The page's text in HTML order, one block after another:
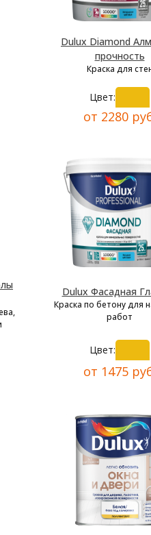
Dulux Diamond
прочность
Краска для
Цвет:
от 2280
Dulux Фасадная
Краска по бетону для
работ
Цвет:
от 1475